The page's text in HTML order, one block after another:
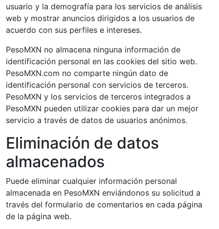
usuario y la demografía para los servicios de análisis
web y mostrar anuncios dirigidos a los usuarios de
acuerdo con sus perfiles e intereses.
PesoMXN no almacena ninguna información de
identificación personal en las cookies del sitio web.
PesoMXN.com no comparte ningún dato de
identificación personal con servicios de terceros.
PesoMXN y los servicios de terceros integrados a
PesoMXN pueden utilizar cookies para dar un mejor
servicio a través de datos de usuarios anónimos.
Eliminación de datos
almacenados
Puede eliminar cualquier información personal
almacenada en PesoMXN enviándonos su solicitud a
través del formulario de comentarios en cada página
de la página web.